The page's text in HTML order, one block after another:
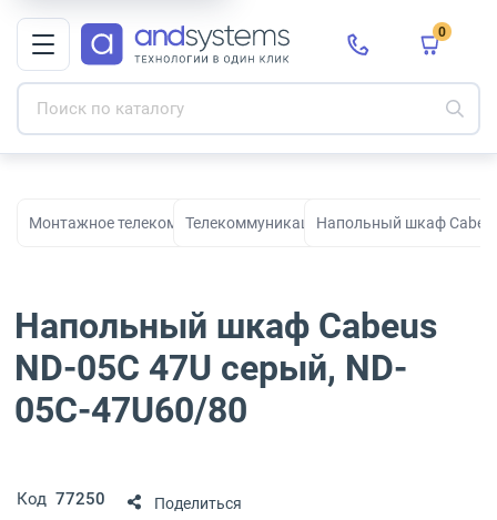
0
Монтажное телекоммуникационное оборудование для СКС и
Телекоммуникационные шкафы
Напольный шкаф
Напольный шкаф Cabeus
ND-05C 47U серый, ND-
05C-47U60/80
Код 77250 Поделиться